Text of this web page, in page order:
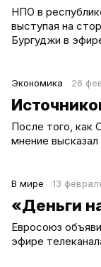
НПО в
выступая на
Бургуджи в
Экономика 26
После того, как
мнение
В мире 13
«Деньги
Евросоюз
эфире